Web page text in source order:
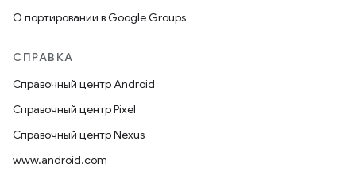
О портировании в Google Groups
СПРАВКА
Справочный центр Android
Справочный центр Pixel
Справочный центр Nexus
www.android.com